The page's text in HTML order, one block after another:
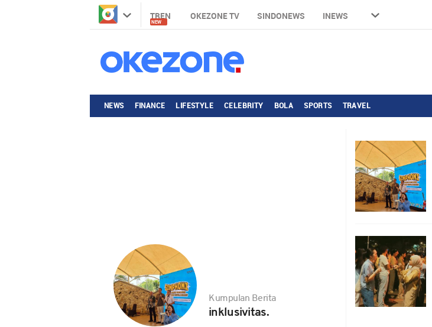
TREN
NEW
OKEZONE TV SINDONEWS INEWS
NEWS FINANCE LIFESTYLE CELEBRITY BOLA SPORTS TRAVEL
Kumpulan Berita
inklusivitas.